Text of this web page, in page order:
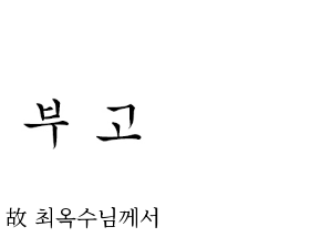
故 최옥수님께서